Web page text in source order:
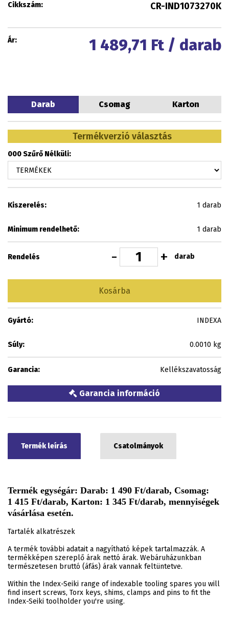
Cikkszám: CR-IND1073270K
Ár: 1 489,71 Ft / darab
Darab Csomag Karton
Termékverzió választás
000 Szűrő Nélküli:
Kiszerelés: 1 darab
Minimum rendelhető: 1 darab
Rendelés - + darab
Kosárba
Gyártó: INDEXA
Súly: 0.0010 kg
Garancia: Kellékszavatosság
Garancia információ
Termék leírás Csatolmányok
Termék egységár: Darab: 1 490 Ft/darab, Csomag:
1 415 Ft/darab, Karton: 1 345 Ft/darab, mennyiségek
vásárlása esetén.
Tartalék alkatrészek
A termék további adatait a nagyítható képek tartalmazzák. A
termékképen szereplő árak nettó árak. Webáruházunkban
természetesen bruttó (áfás) árak vannak feltüntetve.
Within the Index-Seiki range of indexable tooling spares you will
find insert screws, Torx keys, shims, clamps and pins to fit the
Index-Seiki toolholder you're using.